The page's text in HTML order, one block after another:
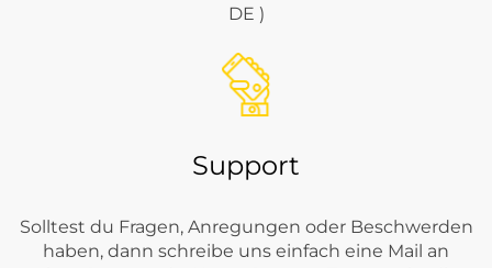
DE )
Support
Solltest du Fragen, Anregungen oder Beschwerden
haben, dann schreibe uns einfach eine Mail an